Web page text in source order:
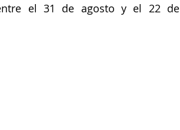
el 31 de agosto y el 22 de